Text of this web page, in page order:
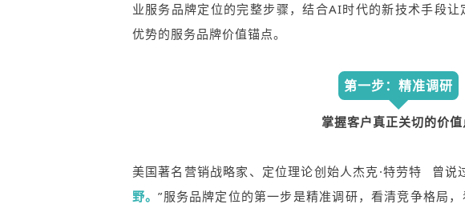
业服务品牌定位的完整步骤，结合AI时代的新技术手段
优势的服务品牌价值锚点。
第一步：精准调研
掌握客户真正关切的价值
美国著名营销战略家、定位理论创始人杰克·特劳特 曾说
野。”服务品牌定位的第一步是精准调研，看清竞争格局